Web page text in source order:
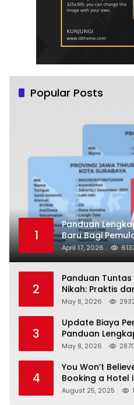
Popular Posts
1
Panduan
Baru Bagi
April 17, 2026
2
Panduan
Nikah: Praktis
May 8, 2026
3
Update Biaya
Panduan
May 8, 2026
4
You Won’t
Booking a Hotel
Cheap to Luxe!
August 25, 2025